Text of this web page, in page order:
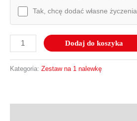
Tak, chcę dodać własne życzenia
Dodaj do koszyka
Kategoria: Zestaw na 1 nalewkę